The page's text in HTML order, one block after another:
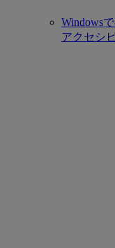
Windows
アクセシ